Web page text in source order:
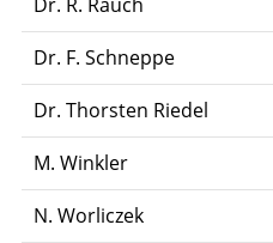
Dr. F. Schneppe
Dr. Thorsten Riedel
M. Winkler
N. Worliczek